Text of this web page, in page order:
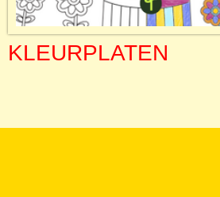
KLEURPLATEN